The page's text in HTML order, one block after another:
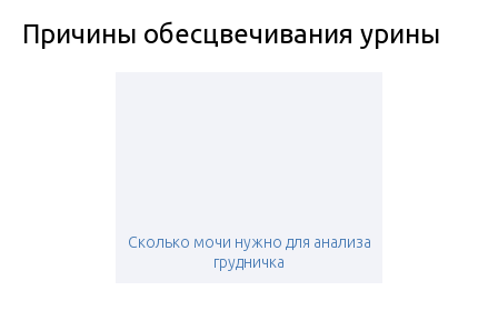
Причины обесцвечивания урины
Сколько мочи нужно для анализа
грудничка